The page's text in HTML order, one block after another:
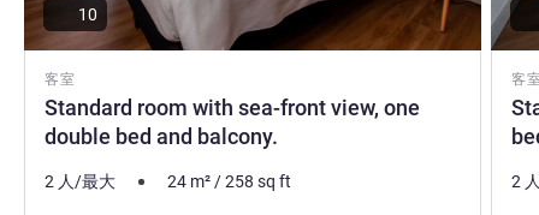
客室
Standard room with sea-front view, one
double bed and balcony.
10
2 人/最大 24 m²/258 sq ft
客
2